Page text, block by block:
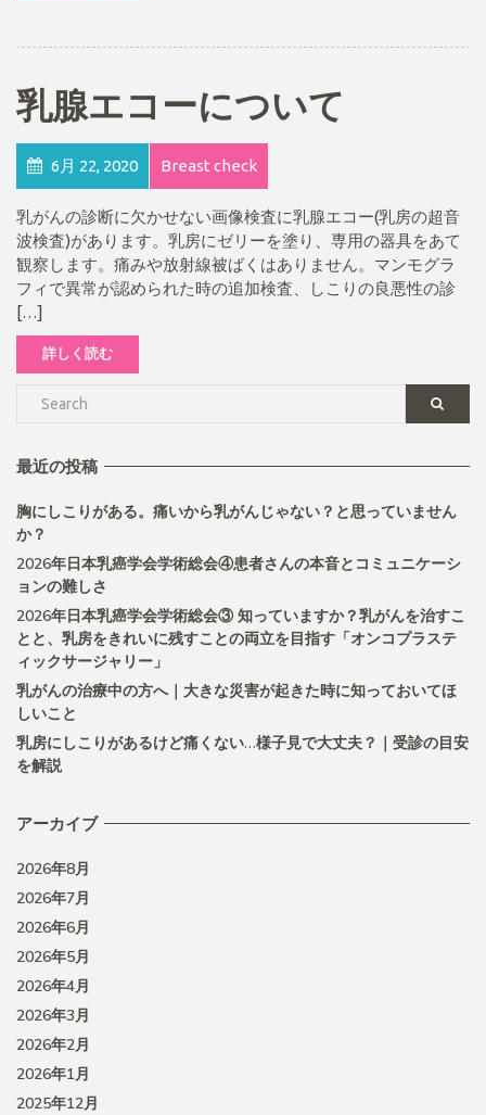
乳腺エコーについて
6月 22, 2020 Breast check
乳がんの診断に欠かせない画像検査に乳腺エコー(乳房の超音
波検査)があります。乳房にゼリーを塗り、専用の器具をあて
観察します。痛みや放射線被ばくはありません。マンモグラ
フィで異常が認められた時の追加検査、しこりの良悪性の診
[…]
詳しく読む
最近の投稿
胸にしこりがある。痛いから乳がんじゃない？と思っていません
か？
2026年日本乳癌学会学術総会④患者さんの本音とコミュニケーシ
ョンの難しさ
2026年日本乳癌学会学術総会③ 知っていますか？乳がんを治すこ
とと、乳房をきれいに残すことの両立を目指す「オンコプラステ
ィックサージャリー」
乳がんの治療中の方へ｜大きな災害が起きた時に知っておいてほ
しいこと
乳房にしこりがあるけど痛くない…様子見で大丈夫？｜受診の目安
を解説
アーカイブ
2026年8月
2026年7月
2026年6月
2026年5月
2026年4月
2026年3月
2026年2月
2026年1月
2025年12月